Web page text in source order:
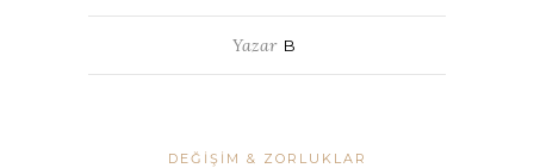
Yazar B
DEĞIŞIM & ZORLUKLAR